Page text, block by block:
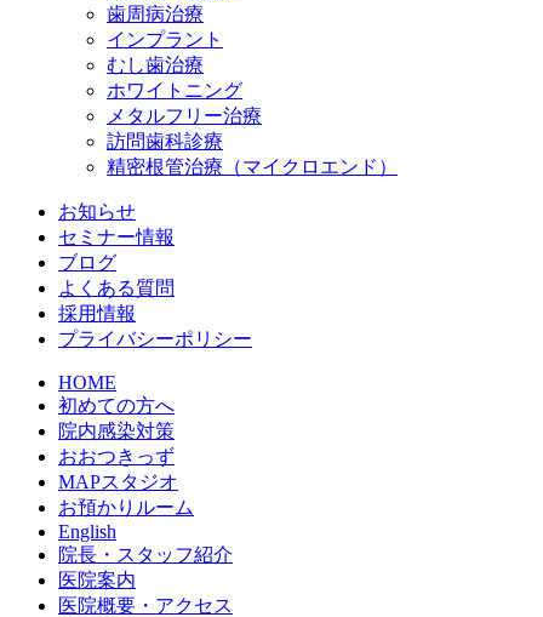
歯周病治療
インプラント
むし歯治療
ホワイトニング
メタルフリー治療
訪問歯科診療
精密根管治療（マイクロエンド）
お知らせ
セミナー情報
ブログ
よくある質問
採用情報
プライバシーポリシー
HOME
初めての方へ
院内感染対策
おおつきっず
MAPスタジオ
お預かりルーム
English
院長・スタッフ紹介
医院案内
医院概要・アクセス